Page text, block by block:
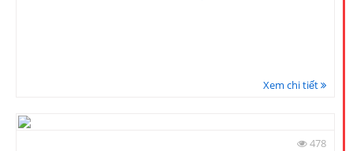
Xem chi tiết
478